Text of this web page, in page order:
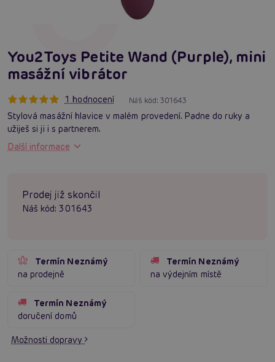
You2Toys Petite Wand (Purple), mini
masážní vibrátor
1 hodnocení Náš kód:301643
Stylová masážní hlavice v malém provedení. Padne do ruky a
užiješ si ji i s partnerem.
Další informace
Prodej již skončil
Náš kód: 301643
Termín Neznámý
na prodejně
Termín Neznámý
na výdejním místě
Termín Neznámý
doručení domů
Možnosti dopravy